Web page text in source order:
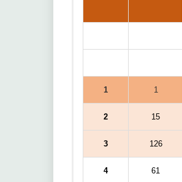
1 1
2 15
3 126
4 61